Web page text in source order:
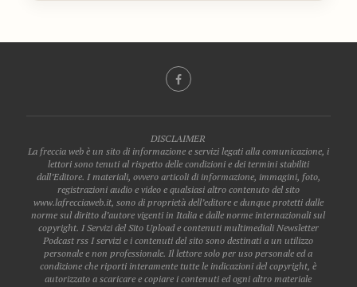
DISCLAIMER
La freccia web è un sito di informazione e servizi legati alla comunicazione, i
lettori sono tenuti al rispetto delle condizioni e dei termini stabiliti
dall’Editore. I materiali, ovvero articoli di informazione, immagini, foto,
registrazioni audio e video e qualsiasi altro contenuto del sito
www.lafrecciaweb.it, sono di proprietà dell’editore e dunque protetti dalle
norme sul diritto d’autore vigenti in Italia e dalle norme internazionali sul
copyright. I Servizi del Sito Upload e contenuti multimediali Newsletter
Podcast rss I servizi e i contenuti del sito sono destinati a un utilizzo
personale e non professionale. Il lettore solo per uso personale ed a
condizione che riporti interamente tutte le indicazioni del copyright, è
autorizzato a scaricare e copiare i contenuti ed ogni altro materiale